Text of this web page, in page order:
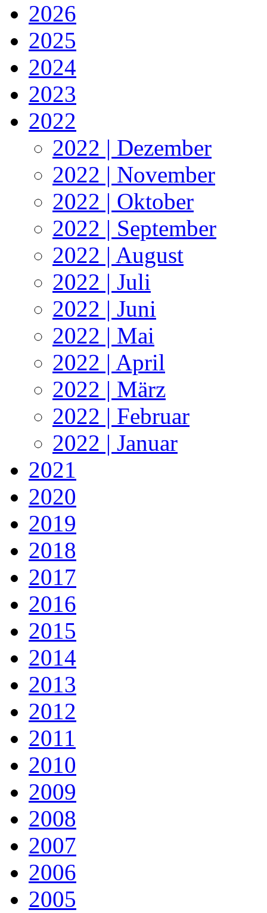
2026
2025
2024
2023
2022
2022 | Dezember
2022 | November
2022 | Oktober
2022 | September
2022 | August
2022 | Juli
2022 | Juni
2022 | Mai
2022 | April
2022 | März
2022 | Februar
2022 | Januar
2021
2020
2019
2018
2017
2016
2015
2014
2013
2012
2011
2010
2009
2008
2007
2006
2005